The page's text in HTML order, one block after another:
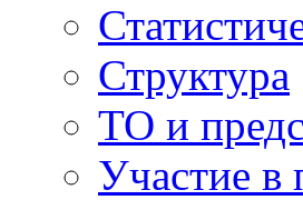
Структура
ТО и
Участие в